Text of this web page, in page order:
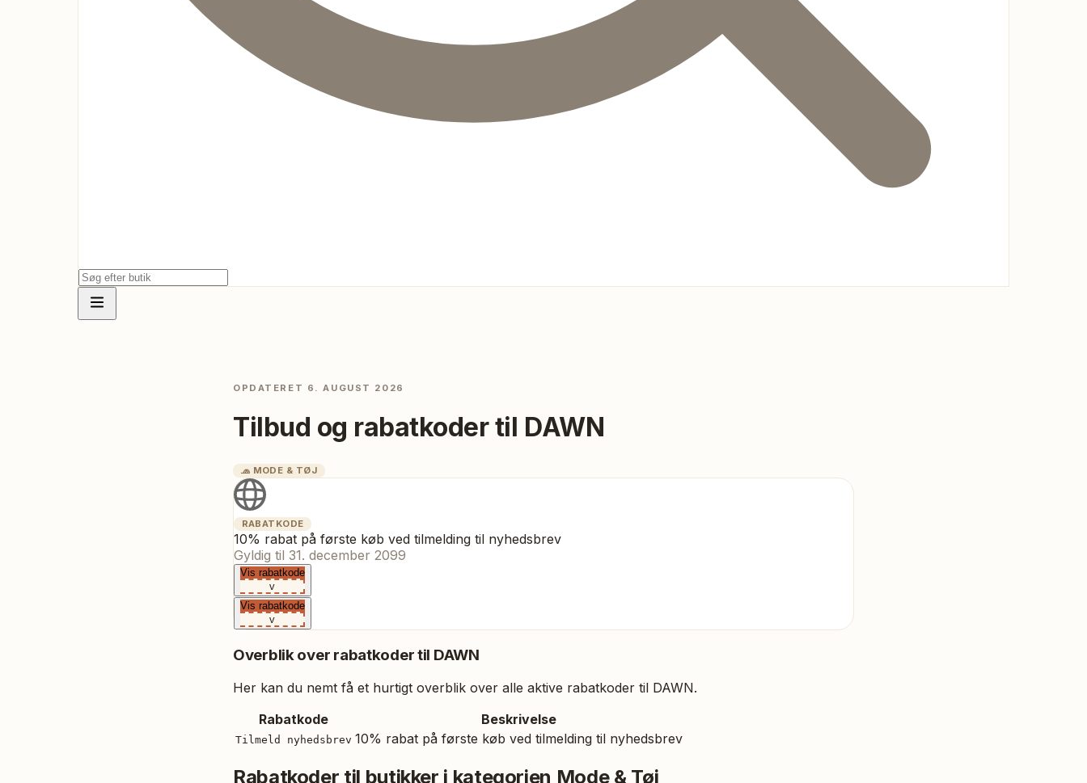
OPDATERET 6. AUGUST 2026
Tilbud og rabatkoder til DAWN
🧢 MODE & TØJ
RABATKODE
10% rabat på første køb ved tilmelding til nyhedsbrev
Gyldig til 31. december 2099
Vis rabatkode
v
Vis rabatkode
v
Overblik over rabatkoder til DAWN
Her kan du nemt få et hurtigt overblik over alle aktive rabatkoder til DAWN.
Rabatkode
Beskrivelse
Tilmeld nyhedsbrev 10% rabat på første køb ved tilmelding til nyhedsbrev
Rabatkoder til butikker i kategorien Mode & Tøj